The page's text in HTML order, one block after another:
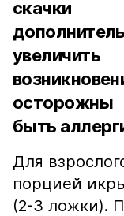
скачки
быть
Для
порцией
(2-3 ложки).